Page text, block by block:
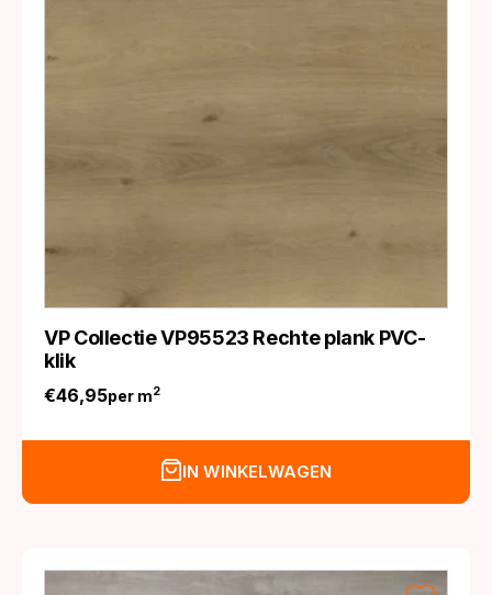
VP Collectie VP95523 Rechte plank PVC-
klik
€46,95per m2
IN WINKELWAGEN